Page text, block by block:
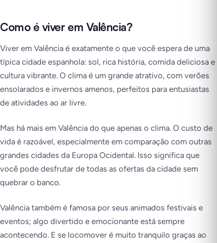
Como é viver em Valência?
Viver em Valência é exatamente o que você espera de uma
típica cidade espanhola: sol, rica história, comida deliciosa e
cultura vibrante. O clima é um grande atrativo, com verões
ensolarados e invernos amenos, perfeitos para entusiastas
de atividades ao ar livre.
Mas há mais em Valência do que apenas o clima. O custo de
vida é razoável, especialmente em comparação com outras
grandes cidades da Europa Ocidental. Isso significa que
você pode desfrutar de todas as ofertas da cidade sem
quebrar o banco.
Valência também é famosa por seus animados festivais e
eventos; algo divertido e emocionante está sempre
acontecendo. E se locomover é muito tranquilo graças ao